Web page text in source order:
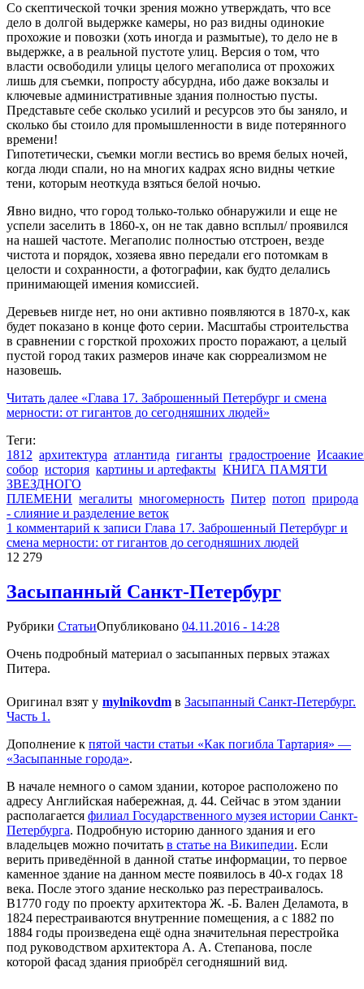
Со скептической точки зрения можно утверждать, что все
дело в долгой выдержке камеры, но раз видны одинокие
прохожие и повозки (хоть иногда и размытые), то дело не в
выдержке, а в реальной пустоте улиц. Версия о том, что
власти освободили улицы целого мегаполиса от прохожих
лишь для съемки, попросту абсурдна, ибо даже вокзалы и
ключевые административные здания полностью пусты.
Представьте себе сколько усилий и ресурсов это бы заняло, и
сколько бы стоило для промышленности в виде потерянного
времени!
Гипотетически, съемки могли вестись во время белых ночей,
когда люди спали, но на многих кадрах ясно видны четкие
тени, которым неоткуда взяться белой ночью.
Явно видно, что город только-только обнаружили и еще не
успели заселить в 1860-х, он не так давно всплыл/ проявился
на нашей частоте. Мегаполис полностью отстроен, везде
чистота и порядок, хозяева явно передали его потомкам в
целости и сохранности, а фотографии, как будто делались
принимающей имения комиссией.
Деревьев нигде нет, но они активно появляются в 1870-х, как
будет показано в конце фото серии. Масштабы строительства
в сравнении с горсткой прохожих просто поражают, а целый
пустой город таких размеров иначе как сюрреализмом не
назовешь.
Читать далее «Глава 17. Заброшенный Петербург и смена
мерности: от гигантов до сегодняшних людей»
Теги:
1812 архитектура атлантида гиганты градостроение
собор история картины и артефакты КНИГА ПАМЯТИ
ЗВЕЗДНОГО
ПЛЕМЕНИ мегалиты многомерность Питер потоп природа
- слияние и разделение веток
1 комментарий к записи Глава 17. Заброшенный Петербург и
смена мерности: от гигантов до сегодняшних людей
12 279
Засыпанный Санкт-Петербург
Рубрики СтатьиОпубликовано 04.11.2016 - 14:28
Очень подробный материал о засыпанных первых этажах
Питера.
Оригинал взят у mylnikovdm в Засыпанный Санкт-Петербург.
Часть 1.
Дополнение к пятой части статьи «Как погибла Тартария» —
«Засыпанные города».
В начале немного о самом здании, которое расположено по
адресу Английская набережная, д. 44. Сейчас в этом здании
располагается филиал Государственного музея истории Санкт-
Петербурга. Подробную историю данного здания и его
владельцев можно почитать в статье на Википедии. Если
верить приведённой в данной статье информации, то первое
каменное здание на данном месте появилось в 40-х годах 18
века. После этого здание несколько раз перестраивалось.
В1770 году по проекту архитектора Ж. -Б. Вален Деламота, в
1824 перестраиваются внутренние помещения, а с 1882 по
1884 годы произведена ещё одна значительная перестройка
под руководством архитектора А. А. Степанова, после
которой фасад здания приобрёл сегодняшний вид.